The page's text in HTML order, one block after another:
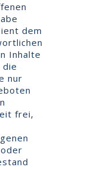
dem
Inhalte
nur
frei,